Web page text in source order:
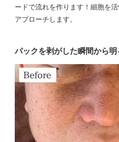
ードで流れを作ります！細胞を
アプローチします。
パックを剥がした瞬間から明